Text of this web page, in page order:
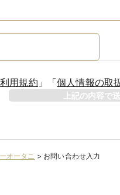
利用規約 」 「個人情報の取
上記の内容で
オータニ > お問い合わせ入力